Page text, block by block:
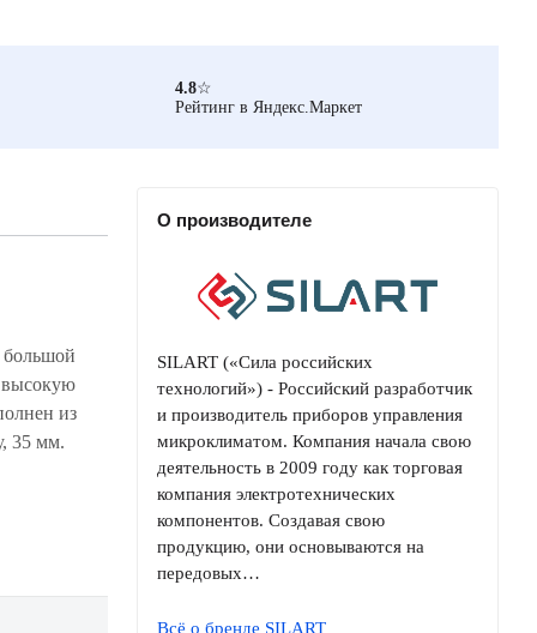
4.8☆
Рейтинг в Яндекс.Маркет
35 мм.
О производителе
SILART («Сила российских
технологий») - Российский разработчик
и производитель приборов управления
микроклиматом. Компания начала свою
деятельность в 2009 году как торговая
компания электротехнических
компонентов. Создавая свою
продукцию, они основываются на
передовых…
Всё о бренде SILART